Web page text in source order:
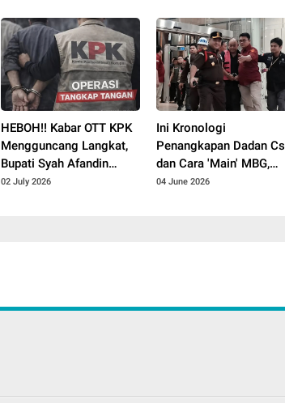
HEBOH!! Kabar OTT KPK
Mengguncang Langkat,
Bupati Syah Afandin
Diisukan Diamankan di
02 July 2026
Ini Kronologi
Penangkapan Dadan Cs
dan Cara 'Main' MBG,
Dapat Rp1 M per Hari
04 June 2026